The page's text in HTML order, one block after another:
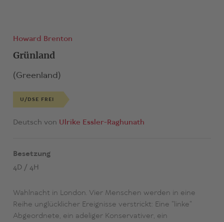
Howard Brenton
Grünland
(Greenland)
U/DSE FREI
Deutsch von Ulrike Essler-Raghunath
Besetzung
4D / 4H
Wahlnacht in London. Vier Menschen werden in eine
Reihe unglücklicher Ereignisse verstrickt: Eine "linke"
Abgeordnete, ein adeliger Konservativer, ein